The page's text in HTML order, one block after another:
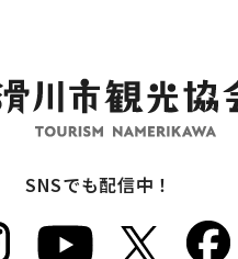
SNSでも配信中！